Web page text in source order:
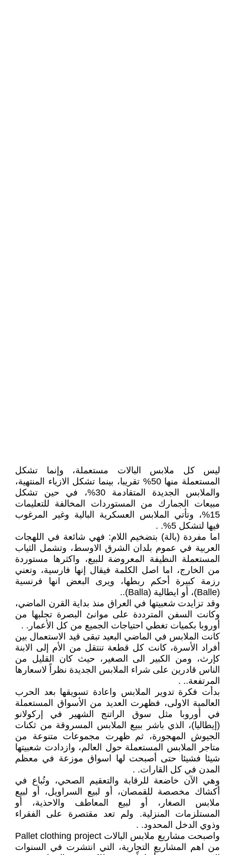
ليس كل ملابس البالات مستعملة، وإنما تشكل
المستعملة منها 50% تقريبا، بينما تشكل الازياء المنتهية،
والملابس الجديدة المتقادمة 30%، في حين تشكل
مبيعات الجمارك من المستوردات المخالفة للتعليمات
15%، وتأتي الملابس العسكرية البالية وغير المرغوب
فيها لتشكل 5%. .
اما مفردة (بالة) بتضخيم اللام: فهي شائعة في اللهجات
العربية في عموم بلدان الشرق الاوسط، وتشمل الثياب
المستعملة النظيفة المعروضة للبيع، واكثرها مستوردة
من الخارج، اما اصل الكلمة فيقال إنها فارسية، وتعني
رزمة كبيرة أحكم ربطها، ويرى البعض انها فرنسية
(Balle)، أو ايطالية (Balla)..
وقد تزايدت شعبيتها في العراق منذ بداية القرن الماضي،
وكانت السفن المترددة على موانئ البصرة تجلبها من
أوروبا بكميات تغطي احتياجات الجميع من كل الأعمار. .
كانت الملابس في الماضي البعيد تبقى قيد الاستعمال بين
أفراد الأسرة، كانت كل قطعة تنتقل من الأم إلى الابنة
كإرث، ومن الكبير الى الصغير، حيث كان القليل من
الناس قادرين على شراء الملابس الجديدة نظراً لاسعارها
المرتفعة.. .
بدأت فكرة تدوير الملابس واعادة تسويقها بعد الحرب
العالمية الاولى، فظهرت العديد من الأسواق المستعملة
في أوروبا مثل سوق الراتنج الشهير في إركولانو
(إيطاليا)، الذي باشر ببيع الملابس المسروقة من ثكنات
الجيوش المهجورة، ثم ظهرت مجموعات متنوعة من
متاجر الملابس المستعملة حول العالم، وازدادت شعبيتها
شيئا فشيئا حتى أصبحت لها اسواق موزعة في معظم
المدن في كل القارات. .
وهي الآن خاضعة للرقابة والتعقيم الصحي، وتُباع في
أكشاك مخصصة للقمصان، أو لبيع السراويل، أو لبيع
ملابس الصغار، أو لبيع المعاطف والاحذية، أو
المستلزمات المنزلية. ولم تعد مقتصرة على الفقراء
وذوي الدخل المحدود. .
واصبحت مشاريع ملابس البالات Pallet clothing project
من اهم المشاريع التجارية، التي انتشرت في السنوات